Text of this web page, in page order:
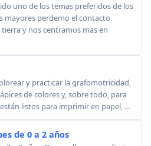
uno de los temas preferidos de los
mayores perdemo el contacto
y nos centramos mas en
y practicar la grafomotricidad,
de colores y, sobre todo, para
listos para imprimir en papel, ...
de 0 a 2 años